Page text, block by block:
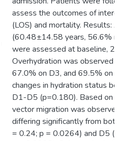
assess the outcomes of
(LOS) and mortality. Results:
(60.48±14.58 years, 56.6%
were assessed at baseline,
Overhydration was observed
67.0% on D3, and 69.5% on
changes in hydration status
D1-D5 (p=0.180). Based on
vector migration was
differing significantly from
= 0.24; p = 0.0264) and D5